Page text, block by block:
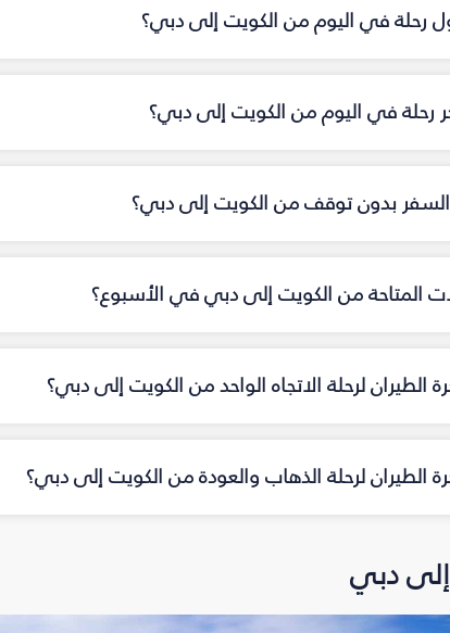
رحلة في اليوم من الكويت إلى دبي؟
رحلة في اليوم من الكويت إلى دبي؟
بدون توقف من الكويت إلى دبي؟
المتاحة من الكويت إلى دبي في الأسبوع؟
الطيران لرحلة الاتجاه الواحد من الكويت إلى دبي؟
الطيران لرحلة الذهاب والعودة من الكويت إلى دبي؟
دبي